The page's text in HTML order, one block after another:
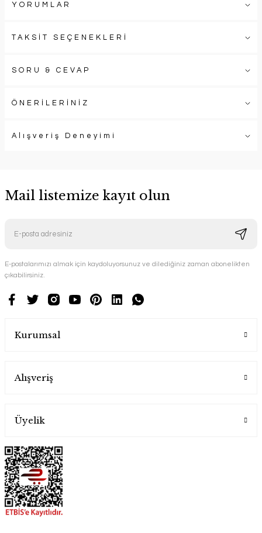
YORUMLAR
TAKSİT SEÇENEKLERİ
SORU & CEVAP
ÖNERİLERİNİZ
Alışveriş Deneyimi
Mail listemize kayıt olun
E-postalarımızı almak için kaydoluyorsunuz ve dilediğiniz zaman abonelikten
çıkabilirsiniz.
Kurumsal
Alışveriş
Üyelik